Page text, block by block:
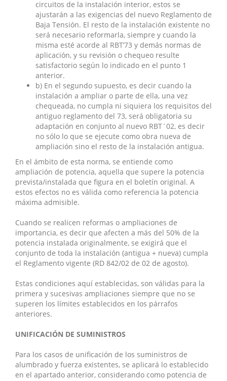
circuitos de la instalación interior, estos se
ajustarán a las exigencias del nuevo Reglamento de
Baja Tensión. El resto de la instalación existente no
será necesario reformarla, siempre y cuando la
misma esté acorde al RBT’73 y demás normas de
aplicación, y su revisión o chequeo resulte
satisfactorio según lo indicado en el punto 1
anterior.
b) En el segundo supuesto, es decir cuando la
instalación a ampliar o parte de ella, una vez
chequeada, no cumpla ni siquiera los requisitos del
antiguo reglamento del 73, será obligatoria su
adaptación en conjunto al nuevo RBT´02, es decir
no sólo lo que se ejecute como obra nueva de
ampliación sino el resto de la instalación antigua.
En el ámbito de esta norma, se entiende como
ampliación de potencia, aquella que supere la potencia
prevista/instalada que figura en el boletín original. A
estos efectos no es válida como referencia la potencia
máxima admisible.
Cuando se realicen reformas o ampliaciones de
importancia, es decir que afecten a más del 50% de la
potencia instalada originalmente, se exigirá que el
conjunto de toda la instalación (antigua + nueva) cumpla
el Reglamento vigente (RD 842/02 de 02 de agosto).
Estas condiciones aquí establecidas, son válidas para la
primera y sucesivas ampliaciones siempre que no se
superen los límites establecidos en los párrafos
anteriores.
UNIFICACIÓN DE SUMINISTROS
Para los casos de unificación de los suministros de
alumbrado y fuerza existentes, se aplicará lo establecido
en el apartado anterior, considerando como potencia de